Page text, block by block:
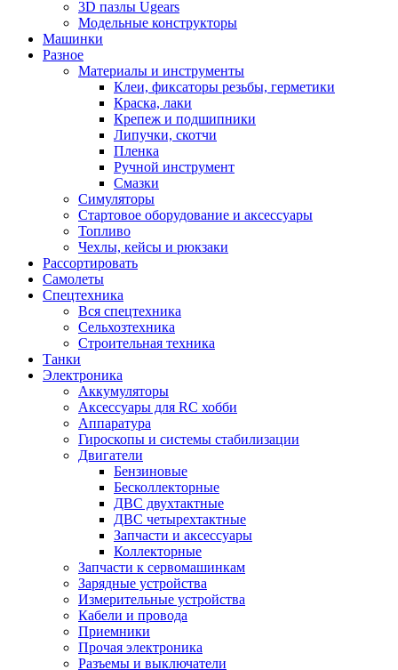
3D пазлы Ugears
Модельные конструкторы
Машинки
Разное
Материалы и инструменты
Клеи, фиксаторы резьбы, герметики
Краска, лаки
Крепеж и подшипники
Липучки, скотчи
Пленка
Ручной инструмент
Смазки
Симуляторы
Стартовое оборудование и аксессуары
Топливо
Чехлы, кейсы и рюкзаки
Рассортировать
Самолеты
Спецтехника
Вся спецтехника
Сельхозтехника
Строительная техника
Танки
Электроника
Аккумуляторы
Аксессуары для RC хобби
Аппаратура
Гироскопы и системы стабилизации
Двигатели
Бензиновые
Бесколлекторные
ДВС двухтактные
ДВС четырехтактные
Запчасти и аксессуары
Коллекторные
Запчасти к сервомашинкам
Зарядные устройства
Измерительные устройства
Кабели и провода
Приемники
Прочая электроника
Разъемы и выключатели